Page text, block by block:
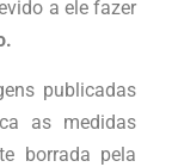
a ele fazer
publicadas
as medidas
borrada pela